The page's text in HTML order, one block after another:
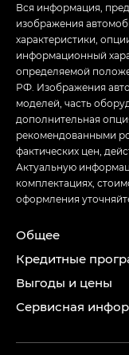
Вся информация,
изображения
характеристики,
информационный
определяемой
РФ. Изображения
моделей, часть
дополнительная
рекомендованными
фактических цен,
Актуальную
комплектациях,
оформления
Общее
Кредитные
Выгоды и цены
Сервисная